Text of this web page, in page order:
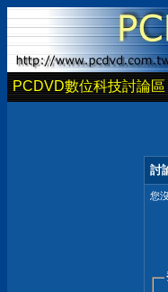
PCDVD數位科技討論區
討
您